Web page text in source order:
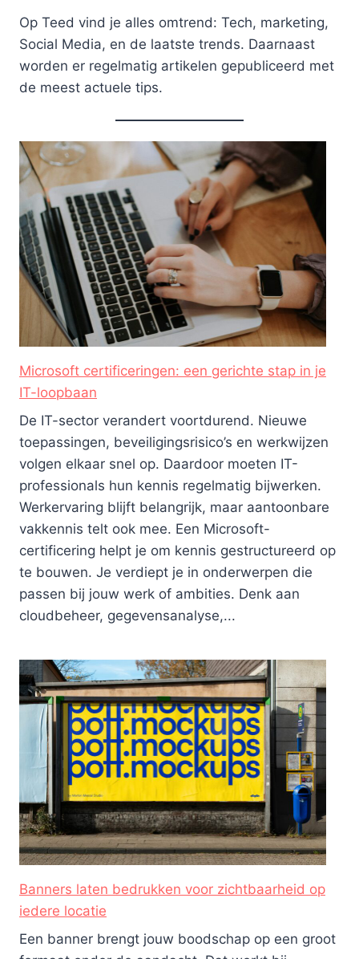
Op Teed vind je alles omtrend: Tech, marketing,
Social Media, en de laatste trends. Daarnaast
worden er regelmatig artikelen gepubliceerd met
de meest actuele tips.
Microsoft certificeringen: een gerichte stap in je
IT-loopbaan
De IT-sector verandert voortdurend. Nieuwe
toepassingen, beveiligingsrisico’s en werkwijzen
volgen elkaar snel op. Daardoor moeten IT-
professionals hun kennis regelmatig bijwerken.
Werkervaring blijft belangrijk, maar aantoonbare
vakkennis telt ook mee. Een Microsoft-
certificering helpt je om kennis gestructureerd op
te bouwen. Je verdiept je in onderwerpen die
passen bij jouw werk of ambities. Denk aan
cloudbeheer, gegevensanalyse,...
Banners laten bedrukken voor zichtbaarheid op
iedere locatie
Een banner brengt jouw boodschap op een groot